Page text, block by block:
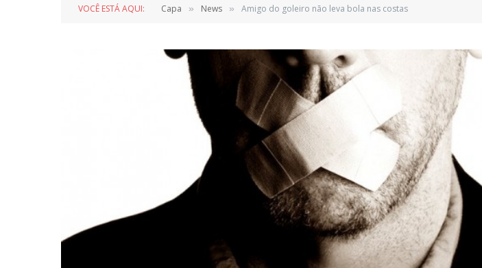
VOCÊ ESTÁ AQUI: Capa » News » Amigo do goleiro não leva bola nas costas